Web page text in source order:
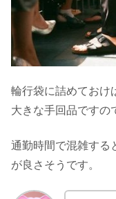
輪行袋に詰めておけ
大きな手回品ですの
通勤時間で混雑する
が良さそうです。